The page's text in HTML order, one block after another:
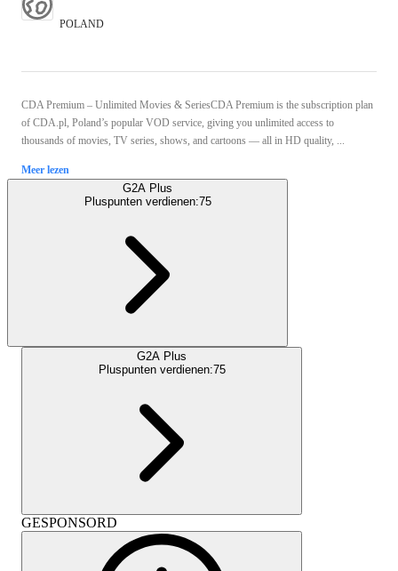
POLAND
CDA Premium – Unlimited Movies & SeriesCDA Premium is the subscription plan
of CDA.pl, Poland’s popular VOD service, giving you unlimited access to
thousands of movies, TV series, shows, and cartoons — all in HD quality, ...
Meer lezen
G2A Plus
Pluspunten verdienen:75
G2A Plus
Pluspunten verdienen:75
GESPONSORD